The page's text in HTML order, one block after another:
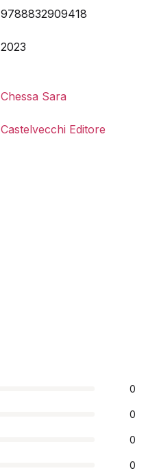
9788832909418
2023
Chessa Sara
Castelvecchi Editore
0
0
0
0